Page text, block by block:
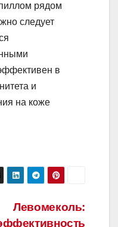
рядом
следует
в
и
на коже
Левомеколь: